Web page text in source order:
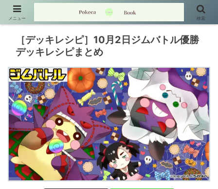
［デッキレシピ］10月2日ジムバトル優勝
デッキレシピまとめ
メニュー 検索